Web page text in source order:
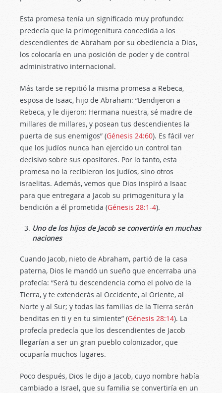
Esta promesa tenía un significado muy profundo:
predecía que la primogenitura concedida a los
descendientes de Abraham por su obediencia a Dios,
los colocaría en una posición de poder y de control
administrativo internacional.
Más tarde se repitió la misma promesa a Rebeca,
esposa de Isaac, hijo de Abraham: “Bendijeron a
Rebeca, y le dijeron: Hermana nuestra, sé madre de
millares de millares, y posean tus descendientes la
puerta de sus enemigos” (Génesis 24:60). Es fácil ver
que los judíos nunca han ejercido un control tan
decisivo sobre sus opositores. Por lo tanto, esta
promesa no la recibieron los judíos, sino otros
israelitas. Además, vemos que Dios inspiró a Isaac
para que entregara a Jacob su primogenitura y la
bendición a él prometida (Génesis 28:1-4).
Uno de los hijos de Jacob se convertiría en muchas
naciones
Cuando Jacob, nieto de Abraham, partió de la casa
paterna, Dios le mandó un sueño que encerraba una
profecía: “Será tu descendencia como el polvo de la
Tierra, y te extenderás al Occidente, al Oriente, al
Norte y al Sur; y todas las familias de la Tierra serán
benditas en ti y en tu simiente” (Génesis 28:14). La
profecía predecía que los descendientes de Jacob
llegarían a ser un gran pueblo colonizador, que
ocuparía muchos lugares.
Poco después, Dios le dijo a Jacob, cuyo nombre había
cambiado a Israel, que su familia se convertiría en un